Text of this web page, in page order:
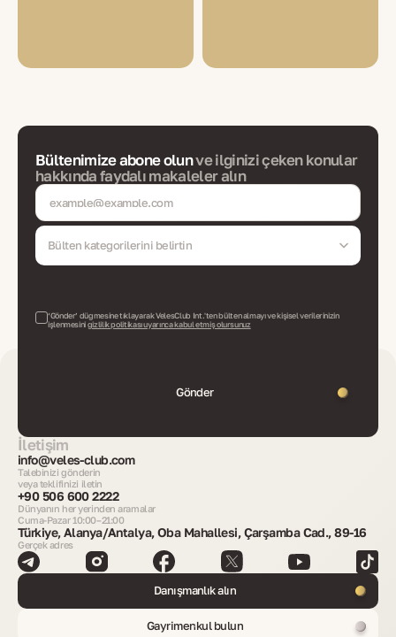
Bültenimize abone olunve ilginizi çeken konular
hakkında faydalı makaleler alın
Bülten kategorilerini belirtin
‘Gönder’ düğmesine tıklayarak VelesClub Int.'ten bülten almayı ve kişisel verilerinizin
işlenmesinigizlilik politikası uyarınca kabul etmiş olursunuz
Gönder
İletişim
info@veles-club.com
Talebinizi gönderin
veya teklifinizi iletin
+90 506 600 2222
Dünyanın her yerinden aramalar
Cuma-Pazar 10:00–21:00
Türkiye, Alanya/Antalya, Oba Mahallesi, Çarşamba Cad., 89-16
Gerçek adres
Danışmanlık alın
Gayrimenkul bulun